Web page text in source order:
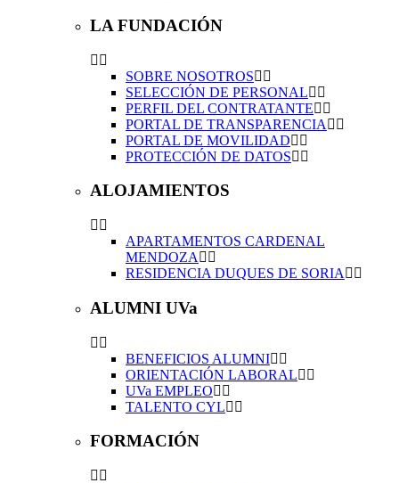
LA FUNDACIÓN
SOBRE NOSOTROS
SELECCIÓN DE PERSONAL
PERFIL DEL CONTRATANTE
PORTAL DE TRANSPARENCIA
PORTAL DE MOVILIDAD
PROTECCIÓN DE DATOS
ALOJAMIENTOS
APARTAMENTOS CARDENAL
MENDOZA
RESIDENCIA DUQUES DE SORIA
ALUMNI UVa
BENEFICIOS ALUMNI
ORIENTACIÓN LABORAL
UVa EMPLEO
TALENTO CYL
FORMACIÓN